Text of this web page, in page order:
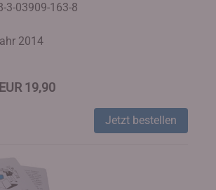
3-03909-163-8
2014
19,90
Jetzt bestellen